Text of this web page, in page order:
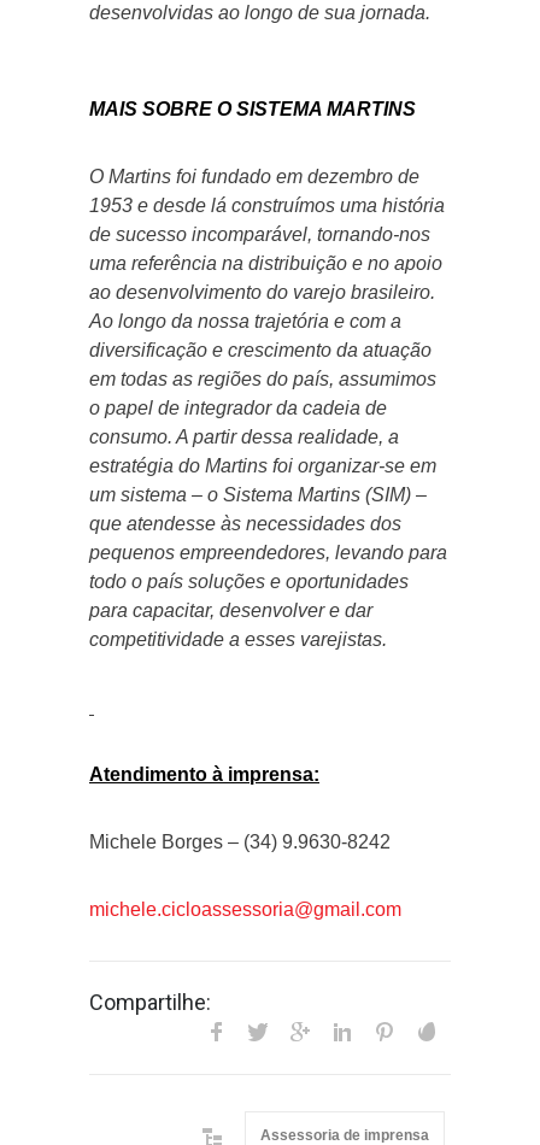
desenvolvidas ao longo de sua jornada.
MAIS SOBRE O SISTEMA MARTINS
O Martins foi fundado em dezembro de
1953 e desde lá construímos uma história
de sucesso incomparável, tornando-nos
uma referência na distribuição e no apoio
ao desenvolvimento do varejo brasileiro.
Ao longo da nossa trajetória e com a
diversificação e crescimento da atuação
em todas as regiões do país, assumimos
o papel de integrador da cadeia de
consumo. A partir dessa realidade, a
estratégia do Martins foi organizar-se em
um sistema – o Sistema Martins (SIM) –
que atendesse às necessidades dos
pequenos empreendedores, levando para
todo o país soluções e oportunidades
para capacitar, desenvolver e dar
competitividade a esses varejistas.
Atendimento à imprensa:
Michele Borges – (34) 9.9630-8242
michele.cicloassessoria@gmail.com
Compartilhe:
Assessoria de imprensa